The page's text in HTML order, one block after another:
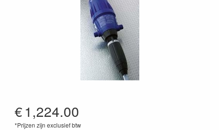
€1,224.00
*Prijzen zijn exclusief btw